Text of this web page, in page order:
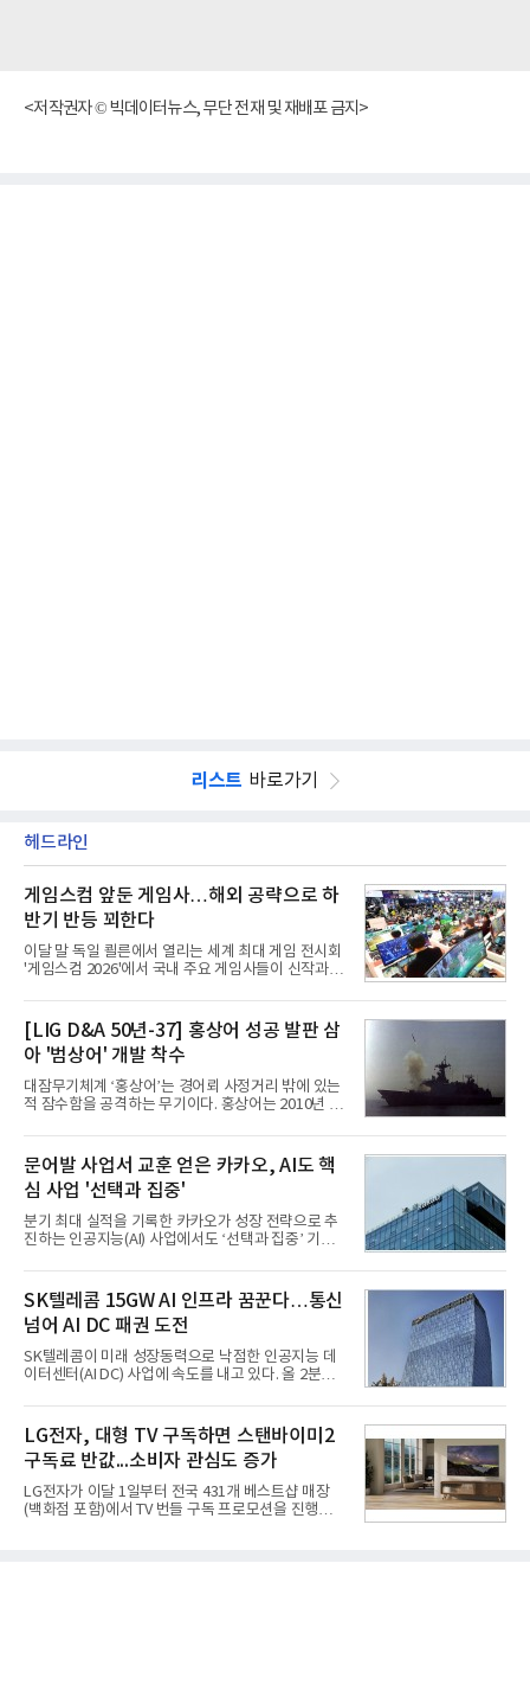
<저작권자 © 빅데이터뉴스, 무단 전재 및 재배포 금지>
리스트 바로가기
헤드라인
게임스컴 앞둔 게임사…해외 공략으로 하
반기 반등 꾀한다
이달 말 독일 쾰른에서 열리는 세계 최대 게임 전시회
'게임스컴 2026'에서 국내 주요 게임사들이 신작과 글
체별로 엇갈린 가운데 하반기 신작 흥행과 해외 시장
성과가 실적을 좌우할 핵심 변수로 떠오르고 있다.8일
업계에 따르면 올해 상반기 게임업계는 기업별 성적
표가 크게 갈렸다. 대표적으로 크래프톤은 'PUBG: 배
틀그라운드'의 안정적인 성장에 힘입어 상반기 연결
기준 매출 2조6616억원, 영업이익 9725억원으로 역
대 최대 실적을 기록했다. 엔씨도 올해 출시한 '아이온
동기 대
[LIG D&A 50년-37] 홍상어 성공 발판 삼
아 '범상어' 개발 착수
대잠무기체계 ‘홍상어’는 경어뢰 사정거리 밖에 있는
적 잠수함을 공격하는 무기이다. 홍상어는 2010년 넥
이뤄졌다. 이후 2012년 한국형 구축함(KDX-1) 이상
의 함정에 실전 배치됐다.그해 7월 해군은 동해상에서
성능 검증을 위해 홍상어 시험발사를 실시했다. 이때
홍상어가 목표 지점에서 입수한 후 표적을 타격하지
못하고 물속에서 멈춰버리는 예상 밖의 일이 벌어졌
다. 2차 품질확인 사격 시험에서도 만족스러운 결과를
얻지 못했다. 완벽한 신뢰성 확보를 위해 LIG넥스원은
분야를
문어발 사업서 교훈 얻은 카카오, AI도 핵
심 사업 '선택과 집중'
분기 최대 실적을 기록한 카카오가 성장 전략으로 추
진하는 인공지능(AI) 사업에서도 ‘선택과 집중’ 기조
라 투자에 나서는 것과 달리, 카카오는 ‘카카오톡’이
라는 플랫폼 경쟁력을 활용한 AI 에이전트 서비스에
집중하는 전략이다. 과거 무리한 사업 확장 과정에서
겪었던 시행착오를 되풀이하지 않고 핵심 역량에 집
중하겠다는 취지로 풀이된다.7일 업계에 따르면 카카
오는 올해 2분기 연결 기준 매출 2조985억원, 영업이
익 2770억원을 기록했다. 전년 동기 대비 매출과 영업
은 4884억
SK텔레콤 15GW AI 인프라 꿈꾼다…통신
넘어 AI DC 패권 도전
SK텔레콤이 미래 성장동력으로 낙점한 인공지능 데
이터센터(AI DC) 사업에 속도를 내고 있다. 올 2분기
는 2035년까지 총 15GW(기가와트) 규모의 AI DC를
구축하겠다는 대형 청사진을 제시하면서다. 이에 따
라 경쟁 구도 역시 이동통신사인 KT, LG유플러스를
넘어 네이버, 삼성SDS 등 IT 인프라 기업으로 확장되
고 있다.7일 SK텔레콤에 따르면 회사는 올해 2분기
연결 기준 매출 4조 3591억원, 영업이익 5660억원을
기록했다. 매출은 전년 동기 대비 0.5%, 영업이익은
LG전자, 대형 TV 구독하면 스탠바이미2
구독료 반값...소비자 관심도 증가
LG전자가 이달 1일부터 전국 431개 베스트샵 매장
(백화점 포함)에서 TV 번들 구독 프로모션을 진행하고